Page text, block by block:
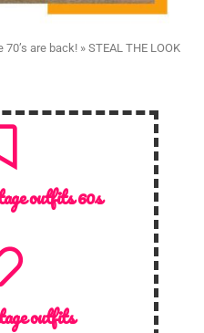
are back! » STEAL THE LOOK
outfits 60s
outfits